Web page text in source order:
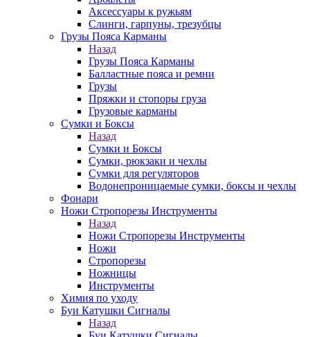
Аксессуары к ружьям
Слинги, гарпуны, трезубцы
Грузы Пояса Карманы
Назад
Грузы Пояса Карманы
Балластные пояса и ремни
Грузы
Пряжки и стопоры груза
Грузовые карманы
Сумки и Боксы
Назад
Сумки и Боксы
Сумки, рюкзаки и чехлы
Сумки для регуляторов
Водонепроницаемые сумки, боксы и чехлы
Фонари
Ножи Стропорезы Инструменты
Назад
Ножи Стропорезы Инструменты
Ножи
Стропорезы
Ножницы
Инструменты
Химия по уходу
Буи Катушки Сигналы
Назад